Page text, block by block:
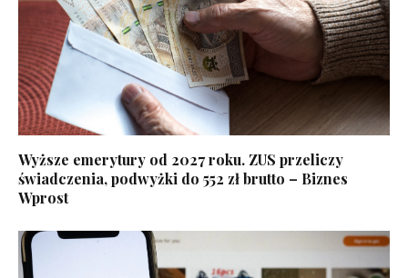
Wyższe emerytury od 2027 roku. ZUS przeliczy
świadczenia, podwyżki do 552 zł brutto – Biznes
Wprost